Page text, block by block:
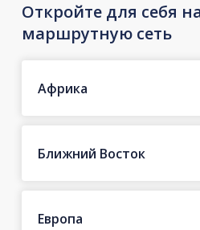
Откройте для себя
маршрутную сеть
Африка
Ближний Восток
Европа